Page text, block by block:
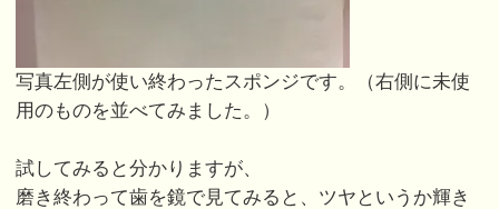
写真左側が使い終わったスポンジです。（右側に未使
用のものを並べてみました。）
試してみると分かりますが、
磨き終わって歯を鏡で見てみると、ツヤというか輝き